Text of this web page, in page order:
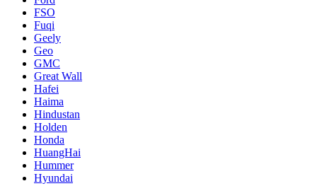
FSO
Fuqi
Geely
Geo
GMC
Great Wall
Hafei
Haima
Hindustan
Holden
Honda
HuangHai
Hummer
Hyundai